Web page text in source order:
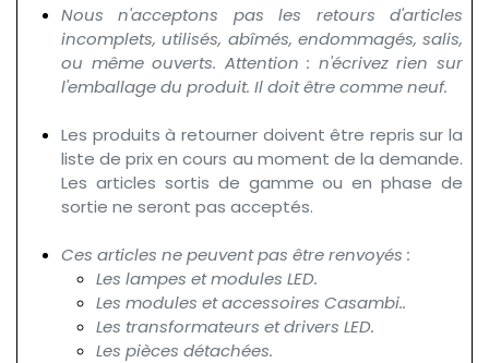
Nous n'acceptons pas les retours d'articles
incomplets, utilisés, abîmés, endommagés, salis,
ou même ouverts. Attention : n'écrivez rien sur
l'emballage du produit. Il doit être comme neuf.
Les produits à retourner doivent être repris sur la
liste de prix en cours au moment de la demande.
Les articles sortis de gamme ou en phase de
sortie ne seront pas acceptés.
Ces articles ne peuvent pas être renvoyés :
Les lampes et modules LED.​
Les modules et accessoires Casambi..
Les transformateurs et drivers LED.
Les pièces détachées.